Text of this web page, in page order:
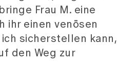
Frau M. eine
ihr einen venösen
sicherstellen kann,
den Weg zur